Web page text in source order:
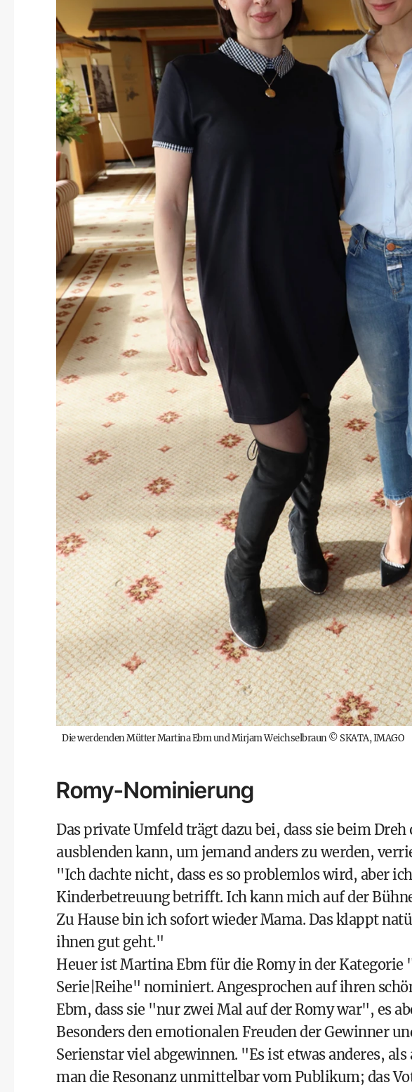
Die werdenden Mütter Martina Ebm und Mirjam Weichselbraun©SKATA, IMAGO
Romy-Nominierung
Das private Umfeld trägt dazu bei, dass sie beim
ausblenden kann, um jemand anders zu werden,
"Ich dachte nicht, dass es so problemlos wird, aber
Kinderbetreuung betrifft. Ich kann mich auf der
Zu Hause bin ich sofort wieder Mama. Das klappt
ihnen gut geht."
Heuer ist Martina Ebm für die Romy in der Kategorie
Serie|Reihe" nominiert. Angesprochen auf ihren
Ebm, dass sie "nur zwei Mal auf der Romy war", es
Besonders den emotionalen Freuden der Gewinner
Serienstar viel abgewinnen. "Es ist etwas anderes,
man die Resonanz unmittelbar vom Publikum; das